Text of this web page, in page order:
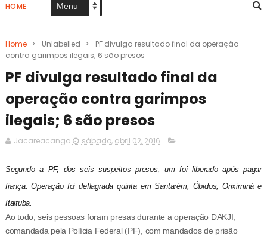
HOME
Home > Unlabelled >
PF divulga resultado final da operação
contra garimpos ilegais; 6 são presos
PF divulga resultado final da
operação contra garimpos
ilegais; 6 são presos
Jacareacanga sábado, abril 02, 2016
Segundo a PF, dos seis suspeitos presos, um foi liberado após pagar
fiança. Operação foi deflagrada quinta em Santarém, Óbidos, Oriximiná e
Itaituba.
Ao todo, seis pessoas foram presas durante a operação DAKJI,
comandada pela Polícia Federal (PF), com mandados de prisão